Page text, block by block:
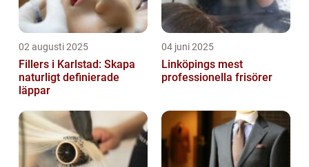
02 augusti 2025
Fillers i Karlstad: Skapa
naturligt definierade
läppar
04 juni 2025
Linköpings mest
professionella frisörer